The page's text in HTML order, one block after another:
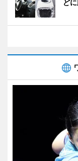
ど